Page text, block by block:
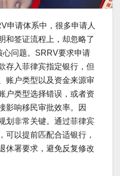
申请体系中，很多申请人
和签证流程上，却忽略了
心问题。SRRV要求申请
存入菲律宾指定银行，但
账户类型以及资金来源审
户类型选择错误，或者资
影响移民审批效率。因
划非常关键。通过菲律宾
可以提前匹配合适银行，
休署要求，避免反复修改